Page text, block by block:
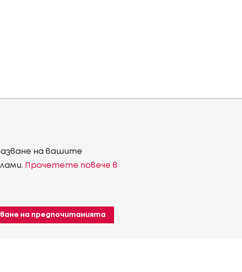
на вашите
Прочетете повече в
на предпочитанията